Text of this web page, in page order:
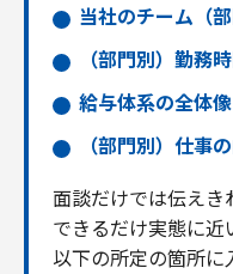
当社のチーム（
（部門別）勤務
給与体系の全体
（部門別）仕事
面談だけでは伝えき
できるだけ実態に近
以下の所定の箇所